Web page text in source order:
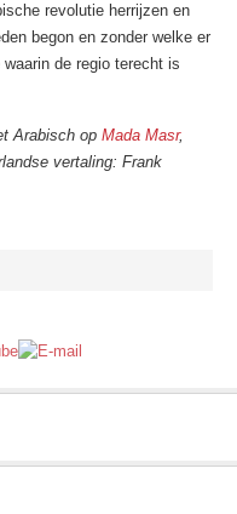
revolutie herrijzen en
begon en zonder welke er
de regio terecht is
Arabisch op Mada Masr,
vertaling: Frank